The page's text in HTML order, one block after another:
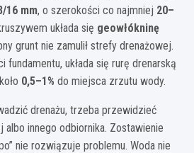
16 mm, o szerokości co najmniej 20–
układa się geowłókninę
grunt nie zamulił strefy drenażowej.
układa się rurę drenarską
0,5–1% do miejsca zrzutu wody.
drenażu, trzeba przewidzieć
albo innego odbiornika. Zostawienie
nie rozwiązuje problemu. Woda nie